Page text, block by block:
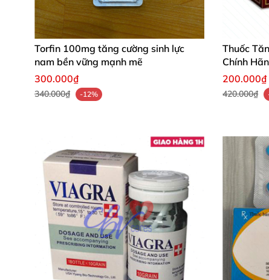
Torfin 100mg tăng cường sinh lực
nam bền vững mạnh mẽ
300.000₫
340.000₫ -12%
Thuốc
Chính
200.000₫
420.000₫